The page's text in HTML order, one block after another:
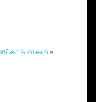
കല്പനകള്‍»